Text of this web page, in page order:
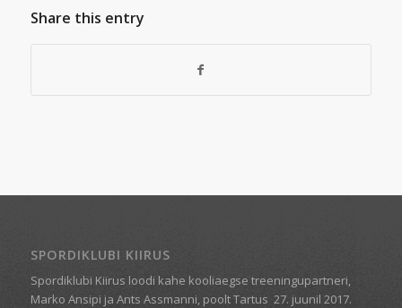
Share this entry
SPORDIKLUBI KIIRUS
Spordiklubi Kiirus loodi kahe kooliaegse treeningupartneri,
Marko Ansipi ja Ants Assmanni, poolt Tartus 27. juunil 2017.